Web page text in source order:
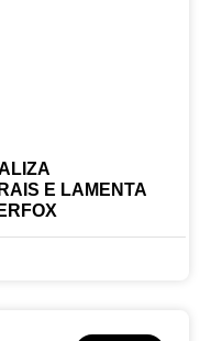
E LAMENTA